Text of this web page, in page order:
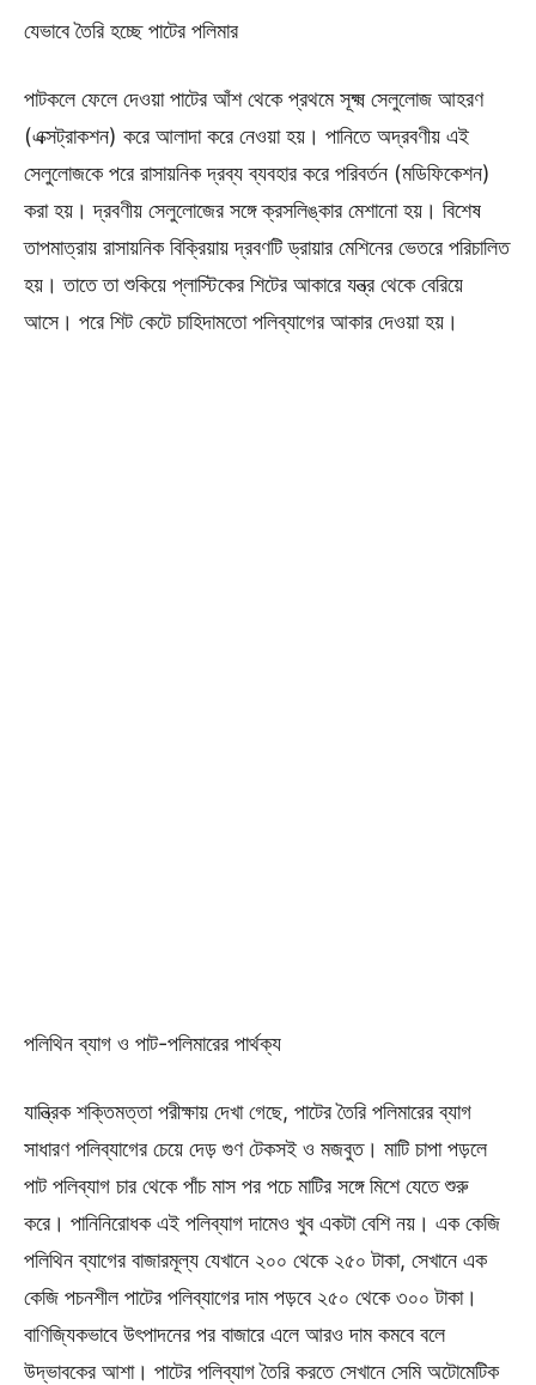
যেভাবে তৈরি হচ্ছে পাটের পলিমার
পাটকলে ফেলে দেওয়া পাটের আঁশ থেকে প্রথমে সূক্ষ্ম সেলুলোজ আহরণ
(এক্সট্রাকশন) করে আলাদা করে নেওয়া হয়। পানিতে অদ্রবণীয় এই
সেলুলোজকে পরে রাসায়নিক দ্রব্য ব্যবহার করে পরিবর্তন (মডিফিকেশন)
করা হয়। দ্রবণীয় সেলুলোজের সঙ্গে ক্রসলিঙ্কার মেশানো হয়। বিশেষ
তাপমাত্রায় রাসায়নিক বিক্রিয়ায় দ্রবণটি ড্রায়ার মেশিনের ভেতরে পরিচালিত
হয়। তাতে তা শুকিয়ে প্লাস্টিকের শিটের আকারে যন্ত্র থেকে বেরিয়ে
আসে। পরে শিট কেটে চাহিদামতো পলিব্যাগের আকার দেওয়া হয়।
পলিথিন ব্যাগ ও পাট-পলিমারের পার্থক্য
যান্ত্রিক শক্তিমত্তা পরীক্ষায় দেখা গেছে, পাটের তৈরি পলিমারের ব্যাগ
সাধারণ পলিব্যাগের চেয়ে দেড় গুণ টেকসই ও মজবুত। মাটি চাপা পড়লে
পাট পলিব্যাগ চার থেকে পাঁচ মাস পর পচে মাটির সঙ্গে মিশে যেতে শুরু
করে। পানিনিরোধক এই পলিব্যাগ দামেও খুব একটা বেশি নয়। এক কেজি
পলিথিন ব্যাগের বাজারমূল্য যেখানে ২০০ থেকে ২৫০ টাকা, সেখানে এক
কেজি পচনশীল পাটের পলিব্যাগের দাম পড়বে ২৫০ থেকে ৩০০ টাকা।
বাণিজ্যিকভাবে উৎপাদনের পর বাজারে এলে আরও দাম কমবে বলে
উদ্ভাবকের আশা। পাটের পলিব্যাগ তৈরি করতে সেখানে সেমি অটোমেটিক